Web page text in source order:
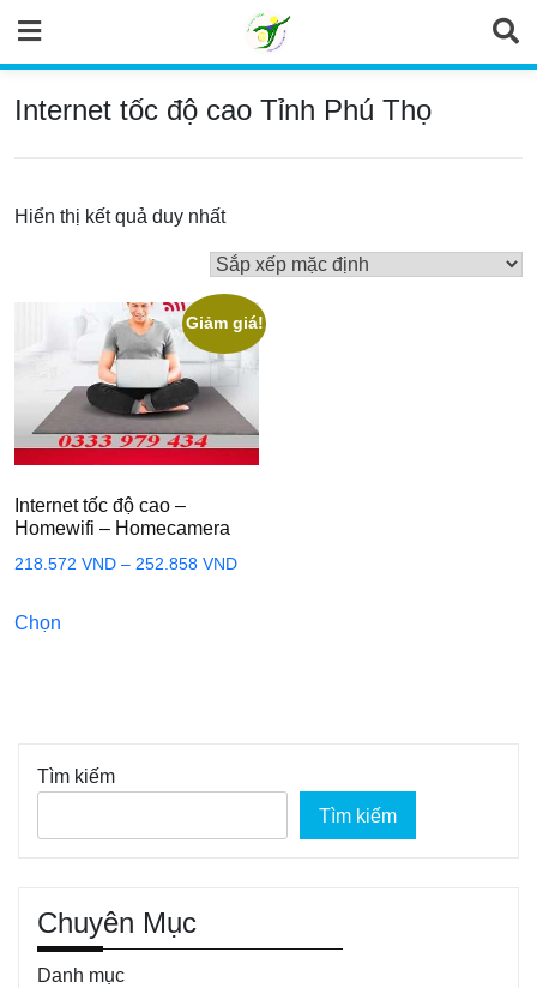
content
Internet tốc độ cao Tỉnh Phú Thọ
Hiển thị kết quả duy nhất
Giảm giá!
Internet tốc độ cao –
Homewifi – Homecamera
218.572 VND – 252.858 VNDKhoảng
Chọn
thể.
có
thể
được
Tìm kiếm
Tìm kiếm
Chuyên Mục
Danh mục